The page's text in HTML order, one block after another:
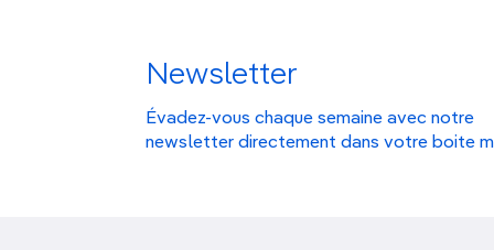
Newsletter
Évadez-vous chaque semaine avec notre
newsletter directement dans votre boite